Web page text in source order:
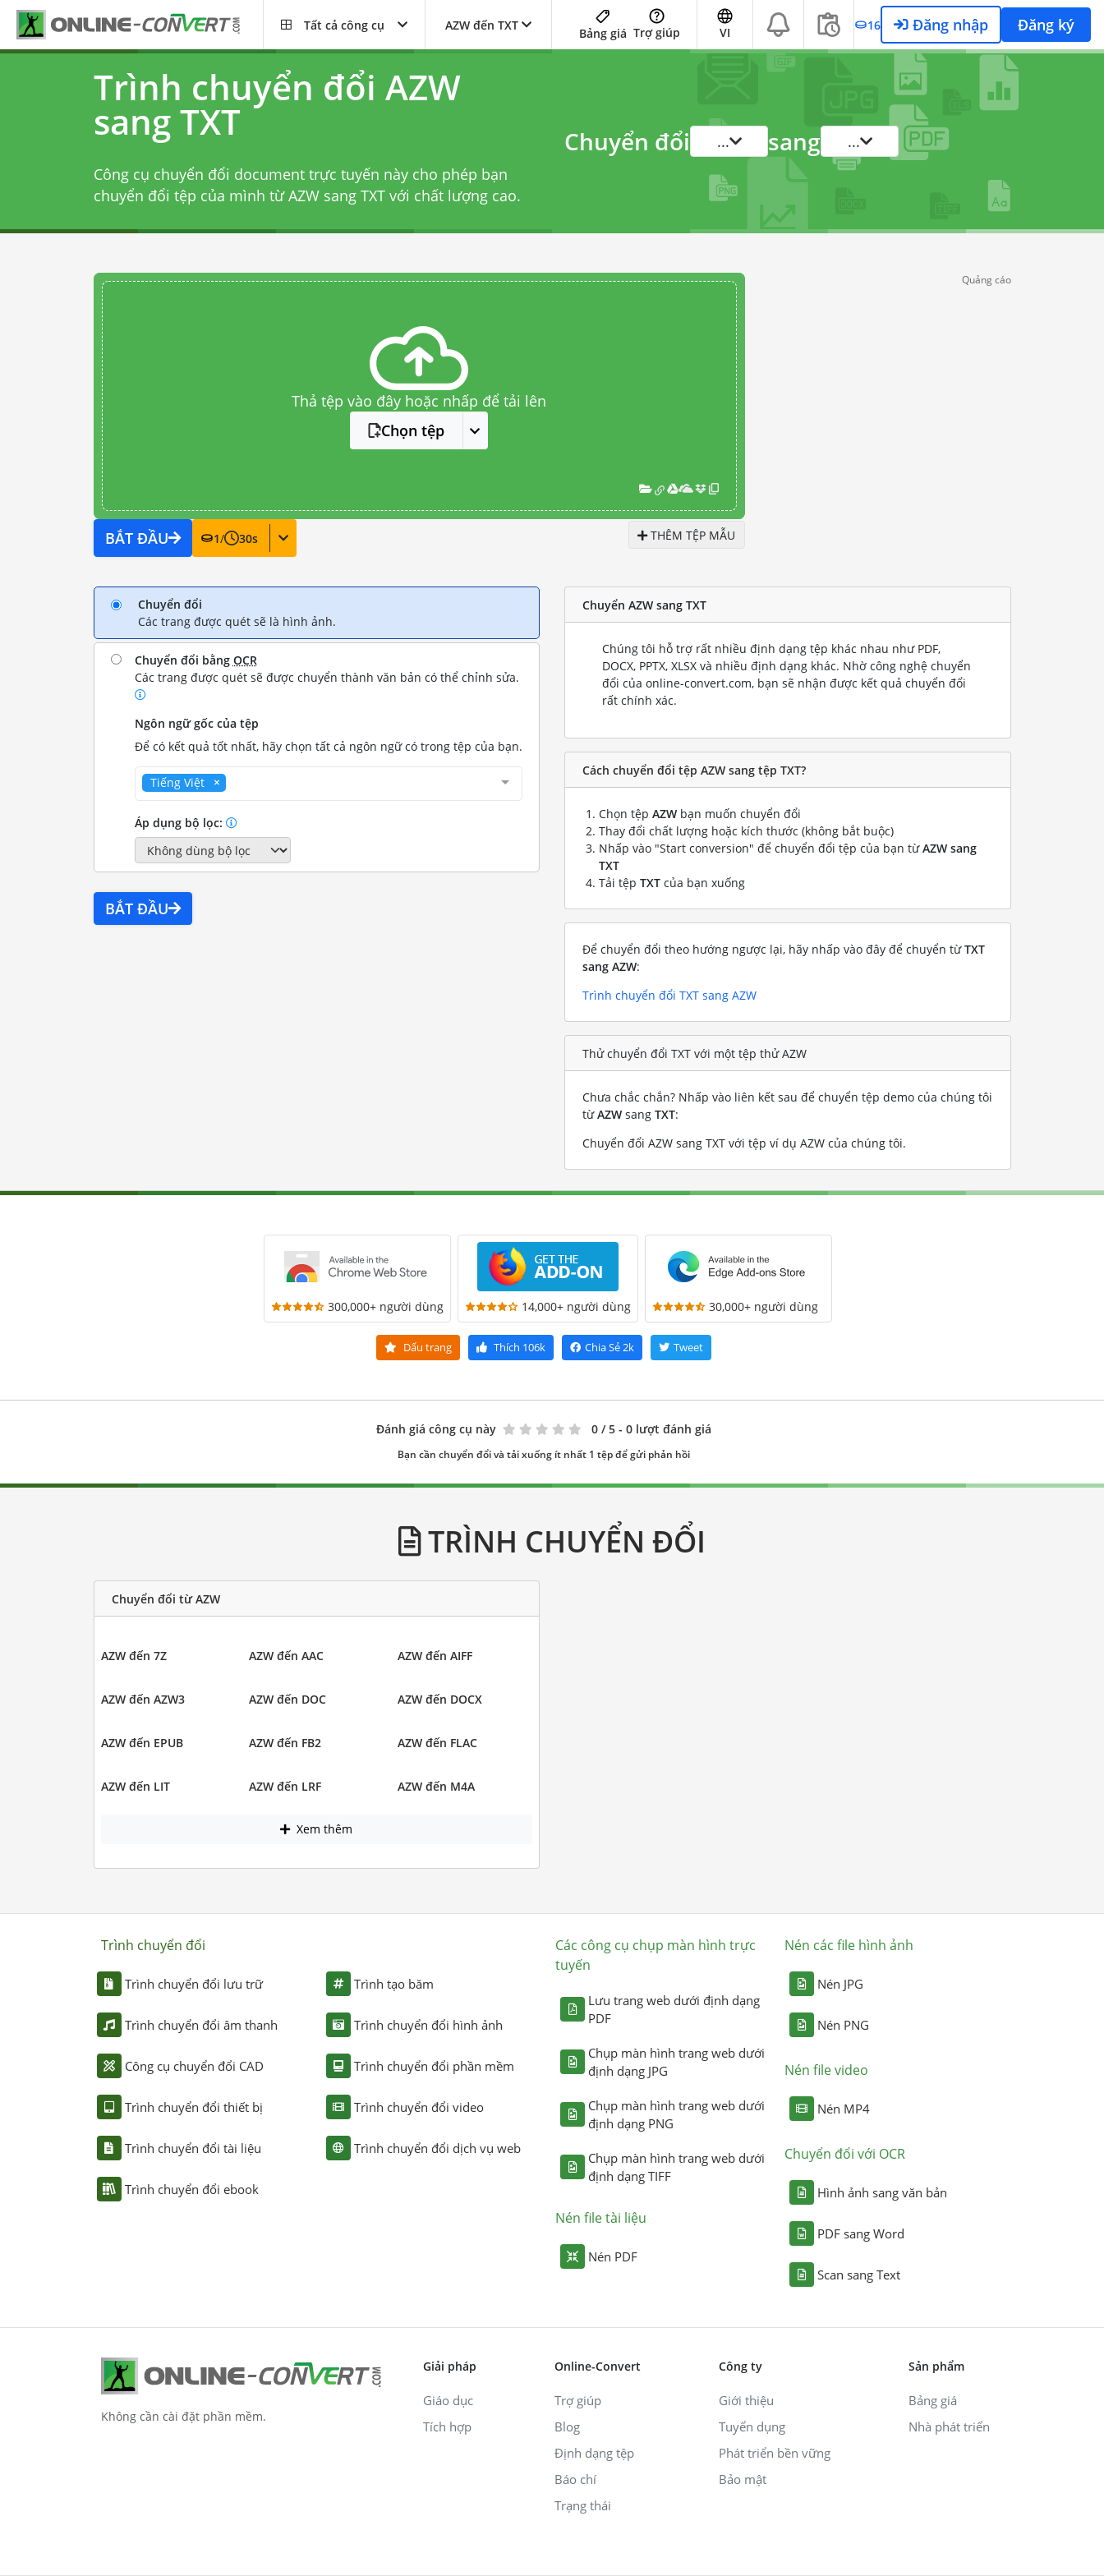
Tất cả công cụ AZW đến TXT
Bảng giá Trợ giúp VI 16 Đăng nhập Đăng ký
Trình chuyển đổi AZW
sang TXT
Công cụ chuyển đổi document trực tuyến này cho phép bạn
chuyển đổi tệp của mình từ AZW sang TXT với chất lượng cao.
Chuyển đổi ... sang ...
Thả tệp vào đây hoặc nhấp để tải lên
Chọn tệp
BẮT ĐẦU 1/ 30s THÊM TỆP MẪU
Quảng cáo
Chuyển đổi
Các trang được quét sẽ là hình ảnh.
Chuyển đổi bằng OCR
Các trang được quét sẽ được chuyển thành văn bản có thể chỉnh sửa.
Ngôn ngữ gốc của tệp
Để có kết quả tốt nhất, hãy chọn tất cả ngôn ngữ có trong tệp của bạn.
Tiếng Việt
Áp dụng bộ lọc:
BẮT ĐẦU
Chuyển AZW sang TXT
Chúng tôi hỗ trợ rất nhiều định dạng tệp khác nhau như PDF,
DOCX, PPTX, XLSX và nhiều định dạng khác. Nhờ công nghệ chuyển
đổi của online-convert.com, bạn sẽ nhận được kết quả chuyển đổi
rất chính xác.
Cách chuyển đổi tệp AZW sang tệp TXT?
Chọn tệp AZW bạn muốn chuyển đổi
Thay đổi chất lượng hoặc kích thước (không bắt buộc)
Nhấp vào "Start conversion" để chuyển đổi tệp của bạn từAZW sang
TXT
Tải tệp TXT của bạn xuống
Để chuyển đổi theo hướng ngược lại, hãy nhấp vào đây để chuyển từTXT
sang AZW:
Trình chuyển đổi TXT sang AZW
Thử chuyển đổi TXT với một tệp thử AZW
Chưa chắc chắn? Nhấp vào liên kết sau để chuyển tệp demo của chúng tôi
từAZW sang TXT:
Chuyển đổi AZW sang TXT với tệp ví dụ AZW của chúng tôi.
300,000+ người dùng 14,000+ người dùng 30,000+ người dùng
Dấu trang Thích 106k Chia Sẻ2k Tweet
Đánh giá công cụ này 0 / 5 - 0 lượt đánh giá
Bạn cần chuyển đổi và tải xuống ít nhất 1 tệp để gửi phản hồi
TRÌNH CHUYỂN ĐỔI
Chuyển đổi từ AZW
AZW đến 7Z AZW đến AAC AZW đến AIFF
AZW đến AZW3 AZW đến DOC AZW đến DOCX
AZW đến EPUB AZW đến FB2 AZW đến FLAC
AZW đến LIT AZW đến LRF AZW đến M4A
Xem thêm
Trình chuyển đổi
Trình chuyển đổi lưu trữ
Trình chuyển đổi âm thanh
Công cụ chuyển đổi CAD
Trình chuyển đổi thiết bị
Trình chuyển đổi tài liệu
Trình chuyển đổi ebook
Trình tạo băm
Trình chuyển đổi hình ảnh
Trình chuyển đổi phần mềm
Trình chuyển đổi video
Trình chuyển đổi dịch vụ web
Các công cụ chụp màn hình trực
tuyến
Lưu trang web dưới định dạng
PDF
Chụp màn hình trang web dưới
định dạng JPG
Chụp màn hình trang web dưới
định dạng PNG
Chụp màn hình trang web dưới
định dạng TIFF
Nén file tài liệu
Nén PDF
Nén các file hình ảnh
Nén JPG
Nén PNG
Nén file video
Nén MP4
Chuyển đổi với OCR
Hình ảnh sang văn bản
PDF sang Word
Scan sang Text
Không cần cài đặt phần mềm.
Giải pháp
Giáo dục
Tích hợp
Online-Convert
Trợ giúp
Blog
Định dạng tệp
Báo chí
Trạng thái
Công ty
Giới thiệu
Tuyển dụng
Phát triển bền vững
Bảo mật
Sản phẩm
Bảng giá
Nhà phát triển